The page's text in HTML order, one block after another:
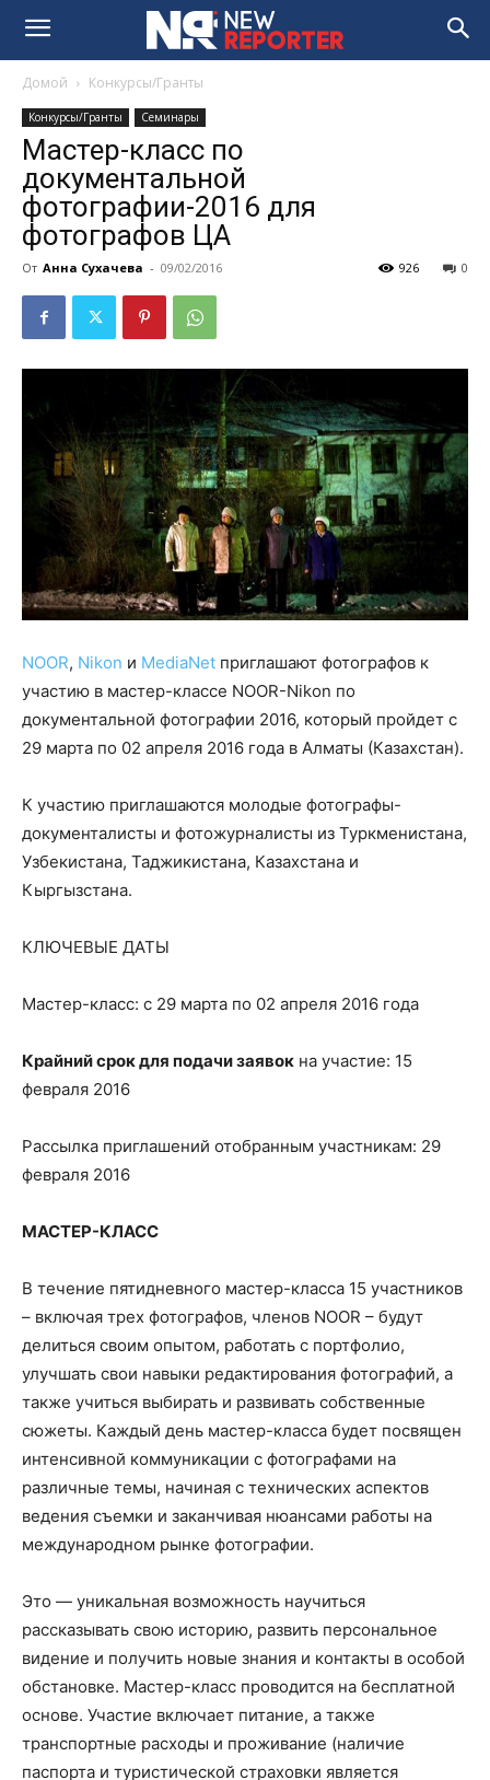
Домой Конкурсы/Гранты
Конкурсы/Гранты Семинары
Мастер-класс по
документальной
фотографии-2016 для
фотографов ЦА
От Анна Сухачева - 09/02/2016 0
926
NOOR, Nikon и MediaNet приглашают фотографов к
участию в мастер-классе NOOR-Nikon по
документальной фотографии 2016, который пройдет с
29 марта по 02 апреля 2016 года в Алматы (Казахстан).
К участию приглашаются молодые фотографы-
документалисты и фотожурналисты из Туркменистана,
Узбекистана, Таджикистана, Казахстана и
Кыргызстана.
КЛЮЧЕВЫЕ ДАТЫ
Мастер-класс: с 29 марта по 02 апреля 2016 года
Крайний срок для подачи заявок на участие: 15
февраля 2016
Рассылка приглашений отобранным участникам: 29
февраля 2016
МАСТЕР-КЛАСС
В течение пятидневного мастер-класса 15 участников
– включая трех фотографов, членов NOOR – будут
делиться своим опытом, работать с портфолио,
улучшать свои навыки редактирования фотографий, а
также учиться выбирать и развивать собственные
сюжеты. Каждый день мастер-класса будет посвящен
интенсивной коммуникации с фотографами на
различные темы, начиная с технических аспектов
ведения съемки и заканчивая нюансами работы на
международном рынке фотографии.
Это — уникальная возможность научиться
рассказывать свою историю, развить персональное
видение и получить новые знания и контакты в особой
обстановке. Мастер-класс проводится на бесплатной
основе. Участие включает питание, а также
транспортные расходы и проживание (наличие
паспорта и туристической страховки является